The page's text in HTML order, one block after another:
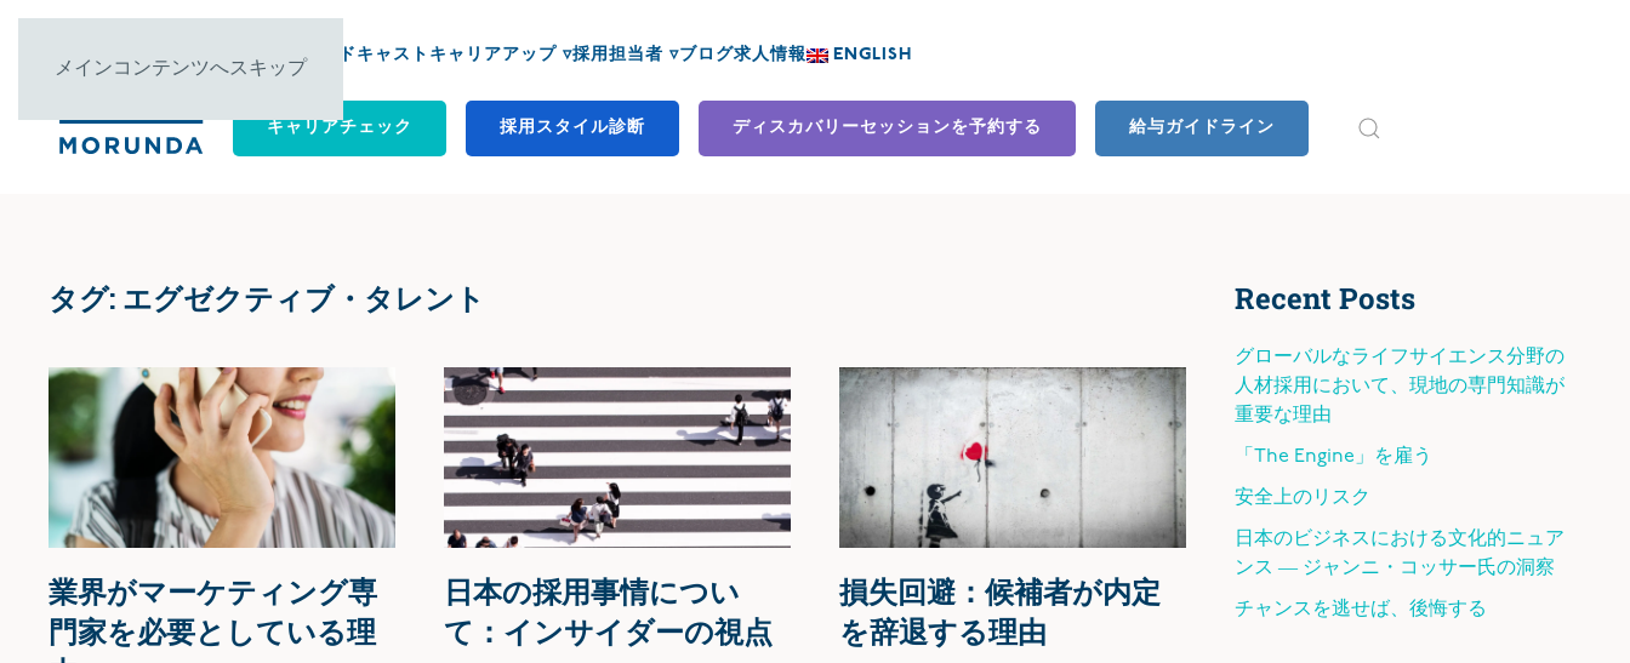
メインコンテンツへスキップ
について ▿ ポッドキャスト キャリアアップ ▿採用担当者 ▿ブログ求人情報 ENGLISH
キャリアチェック 採用スタイル診断 ディスカバリーセッションを予約する 給与ガイドライン
タグ: エグゼクティブ・タレント
業界がマーケティング専
門家を必要としている理
日本の採用事情につい
て：インサイダーの視点
損失回避：候補者が内定
を辞退する理由
Recent Posts
グローバルなライフサイエンス分野の
人材採用において、現地の専門知識が
重要な理由
「The Engine」を雇う
安全上のリスク
日本のビジネスにおける文化的ニュア
ンス ― ジャンニ・コッサー氏の洞察
チャンスを逃せば、後悔する